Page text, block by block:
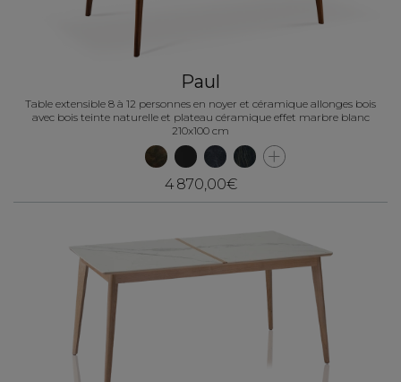
Paul
Table extensible 8 à 12 personnes en noyer et céramique allonges bois
avec bois teinte naturelle et plateau céramique effet marbre blanc
210x100 cm
4 870,00€